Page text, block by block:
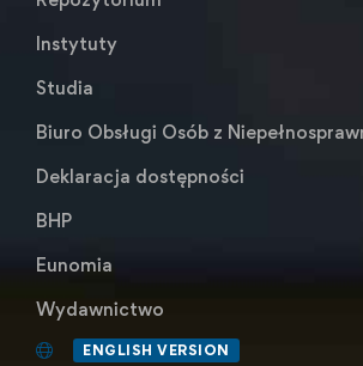
Instytuty
Studia
Biuro Obsługi Osób z
Deklaracja dostępności
BHP
Eunomia
Wydawnictwo
ENGLISH VERSION